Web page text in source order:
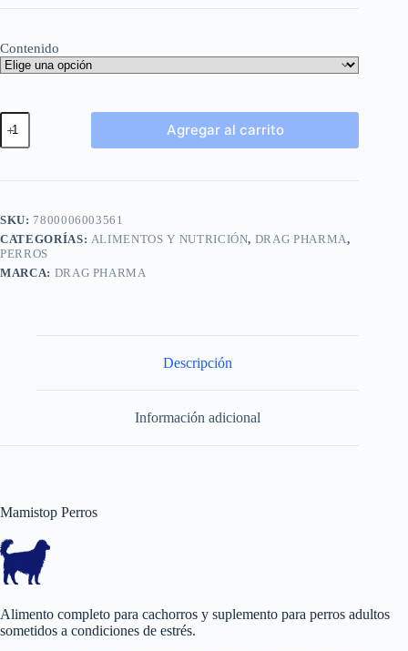
Contenido
Agregar al carrito
SKU: 7800006003561
CATEGORÍAS: ALIMENTOS Y NUTRICIÓN, DRAG PHARMA,
PERROS
MARCA: DRAG PHARMA
Descripción
Información adicional
Mamistop Perros
Alimento completo para cachorros y suplemento para perros adultos
sometidos a condiciones de estrés.